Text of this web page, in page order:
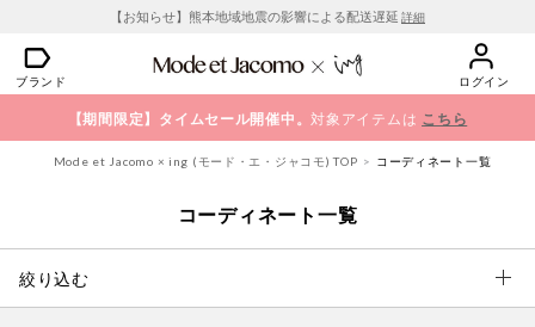
【お知らせ】熊本地域地震の影響による配送遅延 詳細
ブランド ログイン
【期間限定】タイムセール開催中。対象アイテムは こちら
Mode et Jacomo × ing (モード・エ・ジャコモ) TOP コーディネート一覧
コーディネート一覧
絞り込む